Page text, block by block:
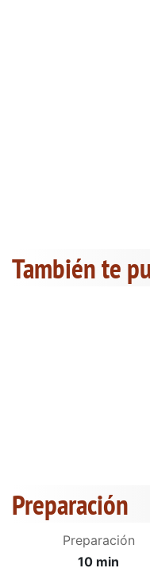
También te
Preparación
Preparación
10 min